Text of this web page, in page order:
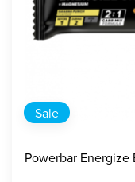
Sale
Powerbar Energize